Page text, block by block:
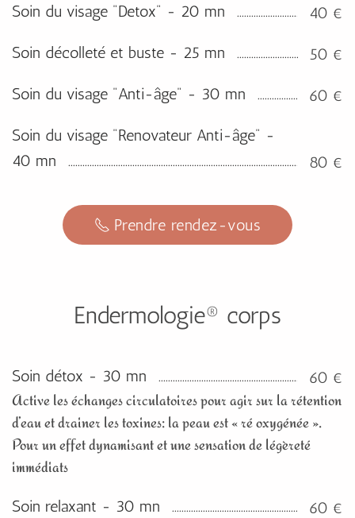
Soin du visage "Detox" - 20 mn 40 €
Soin décolleté et buste - 25 mn 50 €
Soin du visage "Anti-âge" - 30 mn 60 €
Soin du visage "Renovateur Anti-âge" -
40 mn
80 €
Prendre rendez-vous
Endermologie® corps
Soin détox - 30 mn
60 €
Active les échanges circulatoires pour agir sur la rétention
d’eau et drainer les toxines: la peau est « ré oxygénée ».
Pour un effet dynamisant et une sensation de légèreté
immédiats
Soin relaxant - 30 mn
60 €